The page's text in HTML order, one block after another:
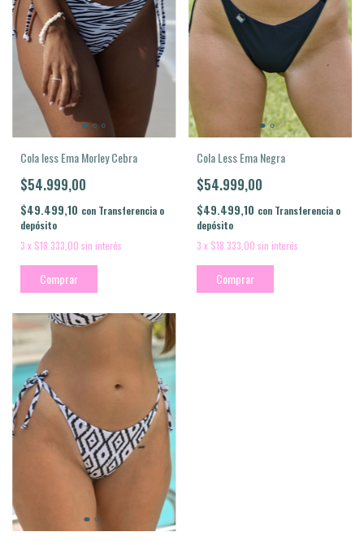
Cola less Ema Morley Cebra
$54.999,00
$49.499,10 con Transferencia o
depósito
3 x $18.333,00 sin interés
Comprar
Cola Less Ema Negra
$54.999,00
$49.499,10 con Transferencia o
depósito
3 x $18.333,00 sin interés
Comprar